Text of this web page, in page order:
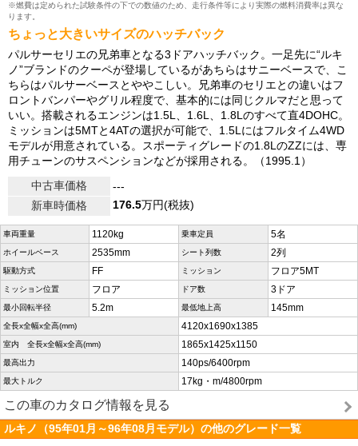
※燃費は定められた試験条件の下での数値のため、走行条件等により実際の燃料消費率は異な
ります。
ちょっと大きいサイズのハッチバック
パルサーセリエの兄弟車となる3ドアハッチバック。一足先に“ルキ
ノ”ブランドのクーペが登場しているがあちらはサニーベースで、こ
ちらはパルサーベースとややこしい。兄弟車のセリエとの違いはフ
ロントバンパーやグリル程度で、基本的には同じクルマだと思って
いい。搭載されるエンジンは1.5L、1.6L、1.8Lのすべて直4DOHC。
ミッションは5MTと4ATの選択が可能で、1.5Lにはフルタイム4WD
モデルが用意されている。スポーティグレードの1.8LのZZには、専
用チューンのサスペンションなどが採用される。（1995.1）
中古車価格
---
新車時価格
176.5万円(税抜)
車両重量 1120kg 乗車定員 5名
ホイールベース 2535mm シート列数 2列
駆動方式 FF ミッション フロア5MT
ミッション位置 フロア ドア数 3ドア
最小回転半径 5.2m 最低地上高 145mm
全長x全幅x全高(mm) 4120x1690x1385
室内 全長x全幅x全高(mm) 1865x1425x1150
最高出力 140ps/6400rpm
最大トルク 17kg・m/4800rpm
この車のカタログ情報を見る
ルキノ（95年01月～96年08月モデル）の他のグレード一覧